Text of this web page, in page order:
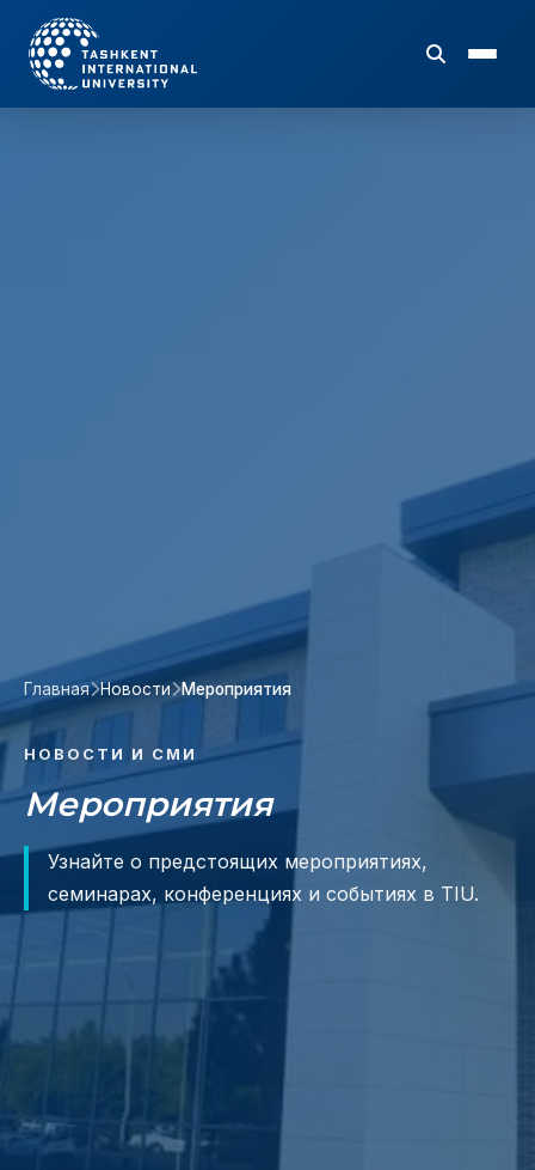
Главная Новости Мероприятия
НОВОСТИ И СМИ
Мероприятия
Узнайте о предстоящих мероприятиях,
семинарах, конференциях и событиях в TIU.